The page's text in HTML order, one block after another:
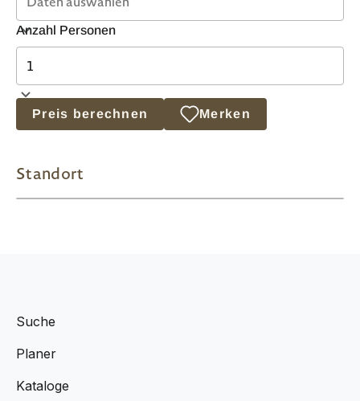
Anzahl Personen
Preis berechnen Merken
Standort
Suche
Planer
Kataloge